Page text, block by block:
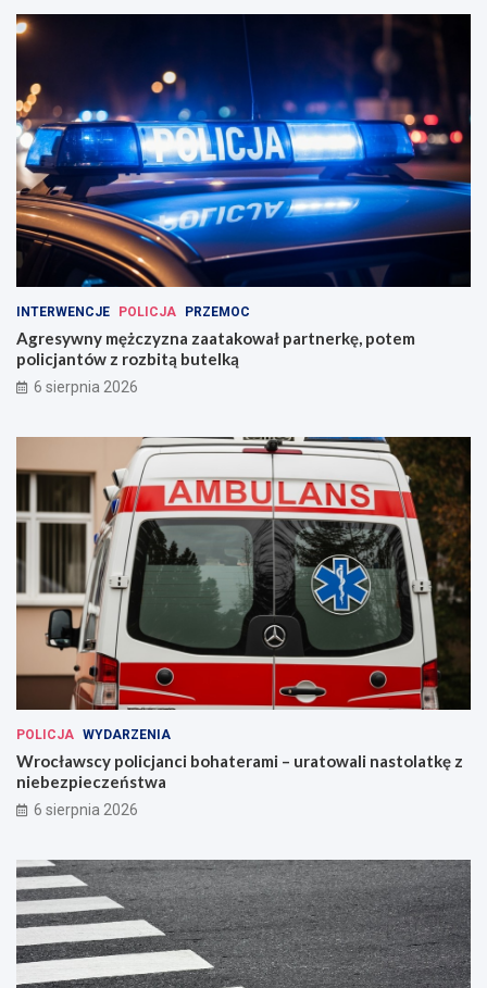
INTERWENCJE POLICJA PRZEMOC
Agresywny mężczyzna zaatakował partnerkę, potem
policjantów z rozbitą butelką
6 sierpnia 2026
POLICJA WYDARZENIA
Wrocławscy policjanci bohaterami – uratowali nastolatkę z
niebezpieczeństwa
6 sierpnia 2026